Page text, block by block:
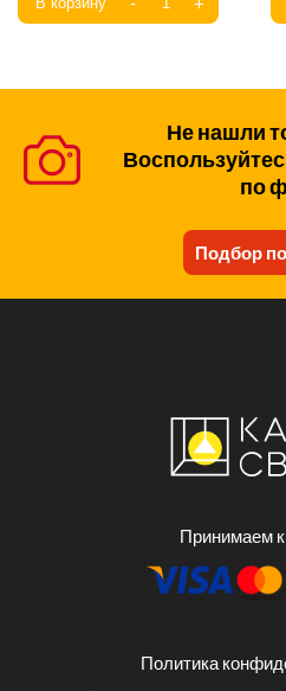
Не нашли
по
Подбор
Принимаем
Политика